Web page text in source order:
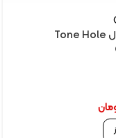
یاماها مدل Tone Hole